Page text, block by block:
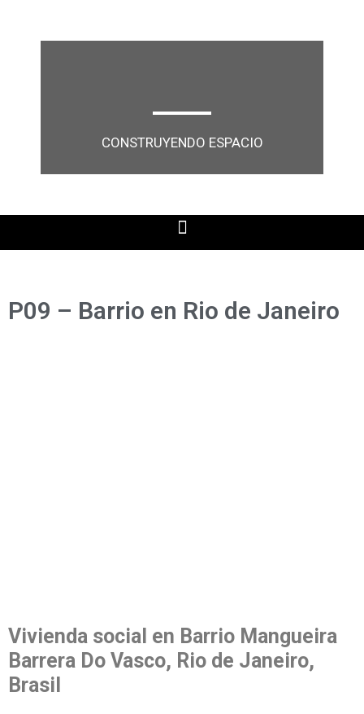
CONSTRUYENDO ESPACIO
P09 – Barrio en Rio de Janeiro
Vivienda social en Barrio Mangueira
Barrera Do Vasco, Rio de Janeiro,
Brasil